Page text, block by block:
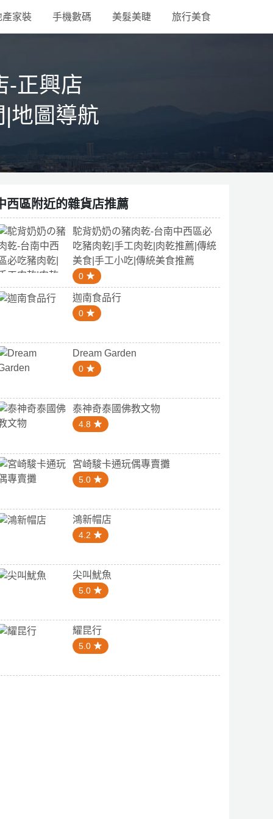
產家裝 手機數碼 美髮美睫 旅行美食
-正興店
地圖導航
西區附近的雜貨店推薦
駝背奶奶の豬肉乾-台南中西區必
吃豬肉乾|手工肉乾|肉乾推薦|傳統
美食|手工小吃|傳統美食推薦
0
迦南食品行
0
Dream Garden
0
泰神奇泰國佛教文物
4.8
宮崎駿卡通玩偶專賣攤
5.0
鴻新帽店
4.2
尖叫魷魚
5.0
耀昆行
5.0